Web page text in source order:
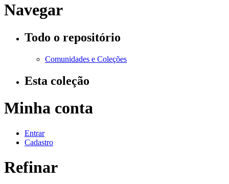
Navegar
Todo o repositório
Comunidades e Coleções
Esta coleção
Minha conta
Entrar
Cadastro
Refinar